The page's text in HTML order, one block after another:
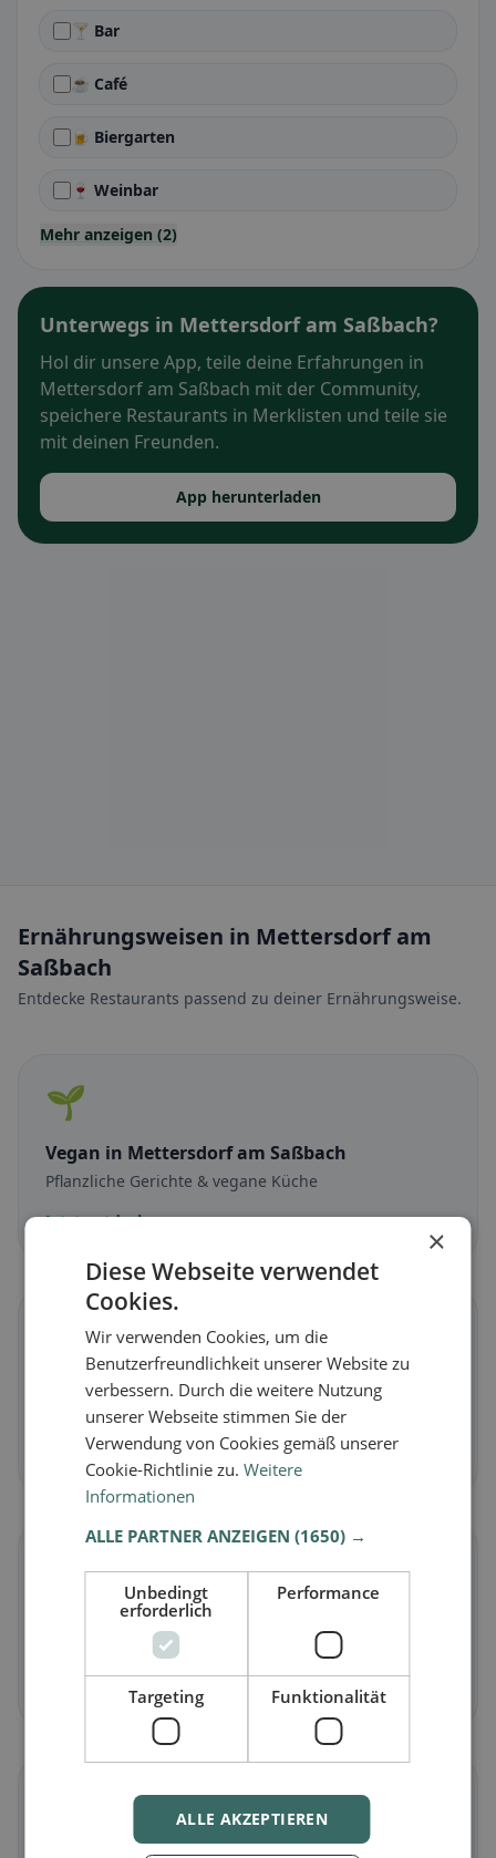
🍸 Bar
☕ Café
🍺 Biergarten
🍷 Weinbar
Mehr anzeigen (2)
Unterwegs in Mettersdorf am Saßbach?
Hol dir unsere App, teile deine Erfahrungen in
Mettersdorf am Saßbach mit der Community,
speichere Restaurants in Merklisten und teile sie
mit deinen Freunden.
App herunterladen
Ernährungsweisen in Mettersdorf am
Saßbach
Entdecke Restaurants passend zu deiner Ernährungsweise.
🌱
Vegan in Mettersdorf am Saßbach
Pflanzliche Gerichte & vegane Küche
Jetzt entdecken →
🥕
Vegetarischin Mettersdorf am Saßbach
Fleischlose Gerichte & vegetarische Klassiker
Jetzt entdecken →
🌾
Glutenfreiin Mettersdorf am Saßbach
Glutenfreie Optionen & Community-Tipps
Jetzt entdecken →
×
Diese Webseite verwendet
Cookies.
Wir verwenden Cookies, um die
Benutzerfreundlichkeit unserer Website zu
verbessern. Durch die weitere Nutzung
unserer Webseite stimmen Sie der
Verwendung von Cookies gemäß unserer
Cookie-Richtlinie zu.Weitere
Informationen
ALLE PARTNER ANZEIGEN(1650) →
Unbedingt
erforderlich
Performance
Targeting Funktionalität
ALLE AKZEPTIEREN